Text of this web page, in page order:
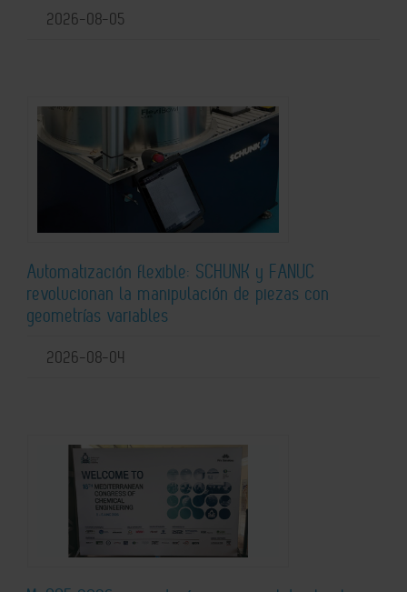
2026-08-05
Automatización flexible: SCHUNK y FANUC
revolucionan la manipulación de piezas con
geometrías variables
2026-08-04